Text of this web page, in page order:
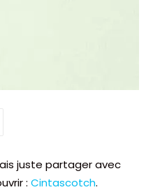
juste partager avec
: Cintascotch.